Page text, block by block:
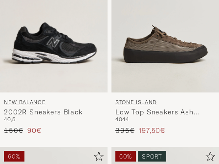
NEW BALANCE
2002R Sneakers Black
40,5
Precio ordinario
150€ Precio reducido
90€
STONE ISLAND
Low Top Sneakers Ash
Brown
4044
Precio ordinario
395€ Precio reducido
197,50€
60% 60% SPORT